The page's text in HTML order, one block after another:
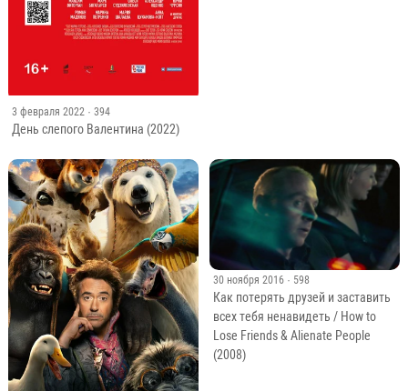
3 февраля 2022 · 394
День слепого Валентина (2022)
30 ноября 2016 · 598
Как потерять друзей и заставить
всех тебя ненавидеть / How to
Lose Friends & Alienate People
(2008)